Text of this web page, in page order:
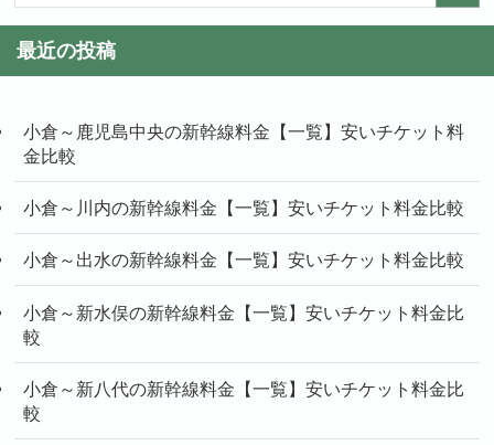
最近の投稿
小倉～鹿児島中央の新幹線料金【一覧】安いチケット料
金比較
小倉～川内の新幹線料金【一覧】安いチケット料金比較
小倉～出水の新幹線料金【一覧】安いチケット料金比較
小倉～新水俣の新幹線料金【一覧】安いチケット料金比
較
小倉～新八代の新幹線料金【一覧】安いチケット料金比
較